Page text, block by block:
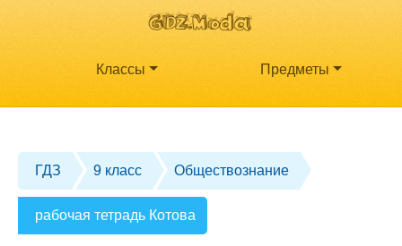
Классы Предметы
ГДЗ 9 класс Обществознание
рабочая тетрадь Котова